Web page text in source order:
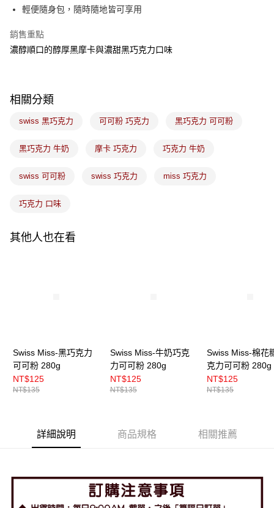
ATM付款
7-11取貨(5kg以內，尺寸不超過90cm)
每筆NT$100，滿NT$1,500(含以上)免運費
付款後門市自取
輕便隨身包，隨時隨地皆可享用
銷售重點
濃醇順口的醇厚黑摩卡與濃甜黑巧克力口味
相關分類
swiss 黑巧克力 可可粉 巧克力 黑巧克力 可可粉
黑巧克力 牛奶 摩卡 巧克力 巧克力 牛奶
swiss 可可粉 swiss 巧克力 miss 巧克力
巧克力 口味
其他人也在看
Swiss Miss-黑巧克力
可可粉 280g
NT$125
NT$135
Swiss Miss-牛奶巧克
力可可粉 280g
NT$125
NT$135
Swiss Miss-棉花
克力可可粉 280g
NT$125
NT$135
詳細說明 商品規格 相關推薦